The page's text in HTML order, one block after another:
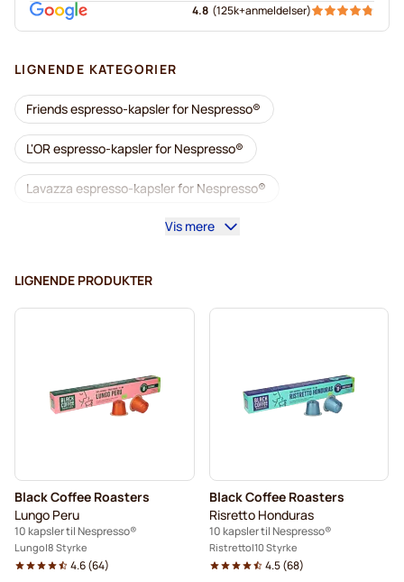
4.8 (125k+anmeldelser)
LIGNENDE KATEGORIER
Friends espresso-kapsler for Nespresso®
L'OR espresso-kapsler for Nespresso®
Lavazza espresso-kapsler for Nespresso®
Starbucks til Nespresso®
Lavazza til Nespresso®
Café Royal kaffekapsler for Nespresso®
L'OR kaffekapsler for Nespresso®
Segafredo kaffekapsler for Nespresso®
Vis mere
LIGNENDE PRODUKTER
Black Coffee Roasters
Lungo Peru
10 kapsler til Nespresso®
Lungo 8 Styrke
4.6(64)
Black Coffee Roasters
Risretto Honduras
10 kapsler til Nespresso®
Ristretto 10 Styrke
4.5(68)